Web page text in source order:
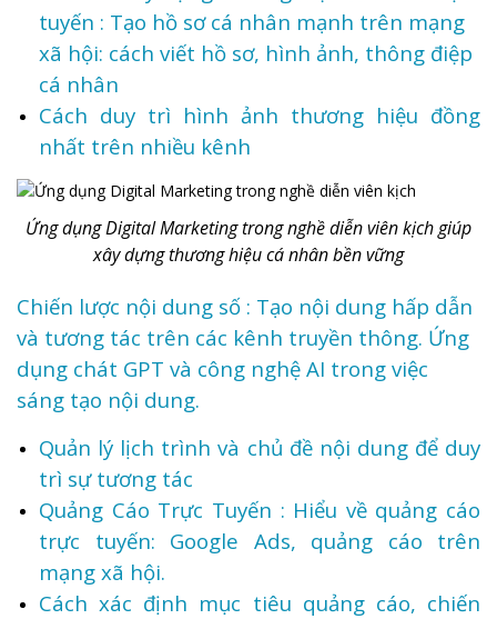
tuyến : Tạo hồ sơ cá nhân mạnh trên mạng
xã hội: cách viết hồ sơ, hình ảnh, thông điệp
cá nhân
Cách duy trì hình ảnh thương hiệu đồng
nhất trên nhiều kênh
Ứng dụng Digital Marketing trong nghề diễn viên kịch giúp
xây dựng thương hiệu cá nhân bền vững
Chiến lược nội dung số : Tạo nội dung hấp dẫn
và tương tác trên các kênh truyền thông. Ứng
dụng chát GPT và công nghệ AI trong việc
sáng tạo nội dung.
Quản lý lịch trình và chủ đề nội dung để duy
trì sự tương tác
Quảng Cáo Trực Tuyến : Hiểu về quảng cáo
trực tuyến: Google Ads, quảng cáo trên
mạng xã hội.
Cách xác định mục tiêu quảng cáo, chiến